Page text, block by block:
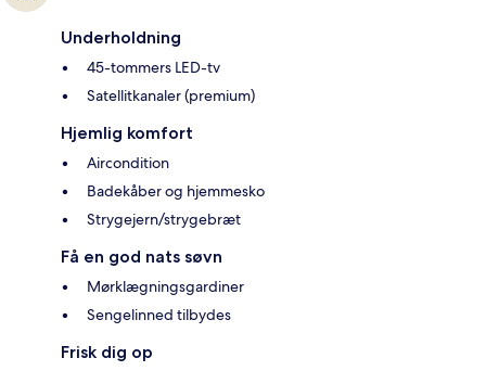
Underholdning
45-tommers LED-tv
Satellitkanaler (premium)
Hjemlig komfort
Aircondition
Badekåber og hjemmesko
Strygejern/strygebræt
Få en god nats søvn
Mørklægningsgardiner
Sengelinned tilbydes
Frisk dig op